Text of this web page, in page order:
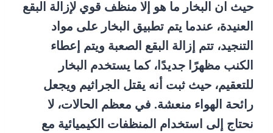
حيث ان البخار ما هو إلا منظف قوي لإزالة البقع
العنيدة، عندما يتم تطبيق البخار على مواد
التنجيد، تتم إزالة البقع الصعبة ويتم إعطاء
الكنب مظهرًا جديدًا، كما يستخدم البخار
للتعقيم، حيث ثبت أنه يقتل الجراثيم ويجعل
رائحة الهواء منعشة. في معظم الحالات، لا
نحتاج إلى استخدام المنظفات الكيميائية مع